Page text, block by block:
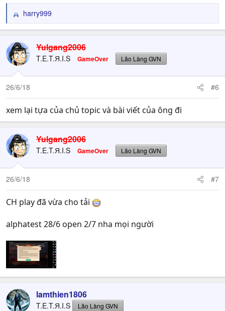
R
e
c
t
i
o
n
harry999
Yulgang2006
T.E.T.Я.I.S GameOver Lão Làng GVN
26/6/18 #6
xem lại tựa của chủ topic và bài viết của ông đi
Yulgang2006
T.E.T.Я.I.S GameOver Lão Làng GVN
26/6/18 #7
CH play đã vừa cho tải
alphatest 28/6 open 2/7 nha mọi người
lamthien1806
T.E.T.Я.I.S Lão Làng GVN